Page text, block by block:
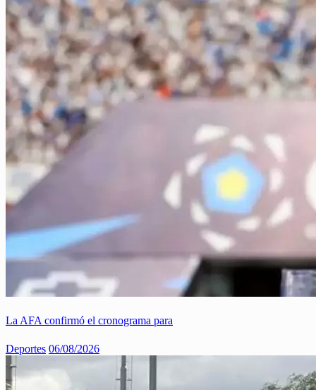
La AFA confirmó el cronograma para
Deportes 06/08/2026